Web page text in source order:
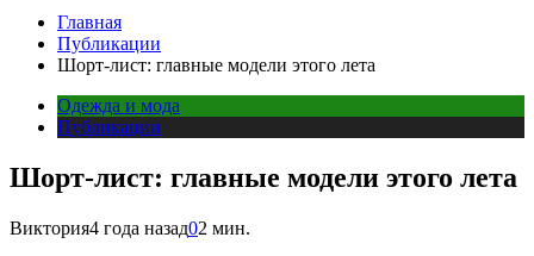
Главная
Публикации
Шорт-лист: главные модели этого лета
Одежда и мода
Публикации
Шорт-лист: главные модели этого лета
Виктория4 года назад02 мин.